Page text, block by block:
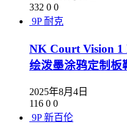
332 0 0
9P 耐克
NK Court Vision 1
绘泼墨涂鸦定制板
2025年8月4日
116 0 0
9P 新百伦